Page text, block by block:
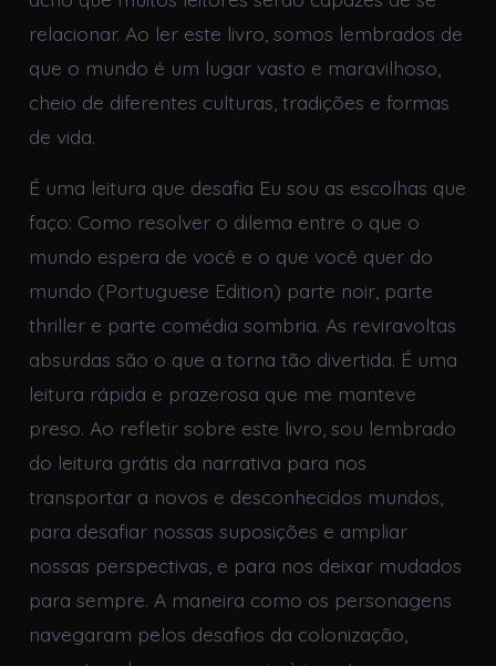
relacionar. Ao ler este livro, somos lembrados de
que o mundo é um lugar vasto e maravilhoso,
cheio de diferentes culturas, tradições e formas
de vida.
É uma leitura que desafia Eu sou as escolhas que
faço: Como resolver o dilema entre o que o
mundo espera de você e o que você quer do
mundo (Portuguese Edition) parte noir, parte
thriller e parte comédia sombria. As reviravoltas
absurdas são o que a torna tão divertida. É uma
leitura rápida e prazerosa que me manteve
preso. Ao refletir sobre este livro, sou lembrado
do leitura grátis da narrativa para nos
transportar a novos e desconhecidos mundos,
para desafiar nossas suposições e ampliar
nossas perspectivas, e para nos deixar mudados
para sempre. A maneira como os personagens
navegaram pelos desafios da colonização,